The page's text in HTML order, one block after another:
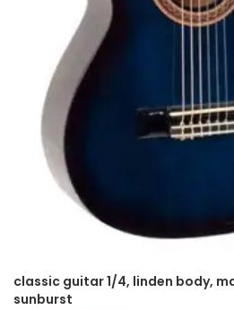
classic guitar 1/4, linden body,
sunburst